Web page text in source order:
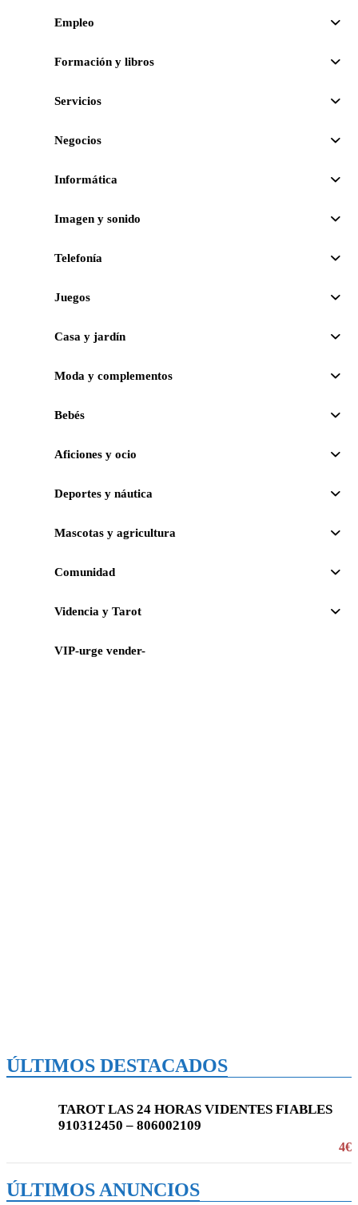
Empleo
Formación y libros
Servicios
Negocios
Informática
Imagen y sonido
Telefonía
Juegos
Casa y jardín
Moda y complementos
Bebés
Aficiones y ocio
Deportes y náutica
Mascotas y agricultura
Comunidad
Videncia y Tarot
VIP-urge vender-
ÚLTIMOS DESTACADOS
TAROT LAS 24 HORAS VIDENTES FIABLES
910312450 – 806002109
4€
ÚLTIMOS ANUNCIOS